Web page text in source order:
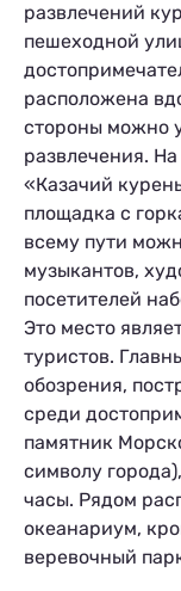
развлечений
пешеходной
расположена
стороны можно
развлечения.
«Казачий
площадка с
всему пути
музыкантов,
посетителей
Это место
туристов.
обозрения,
среди
памятник
символу
часы. Рядом
океанариум,
веревочный